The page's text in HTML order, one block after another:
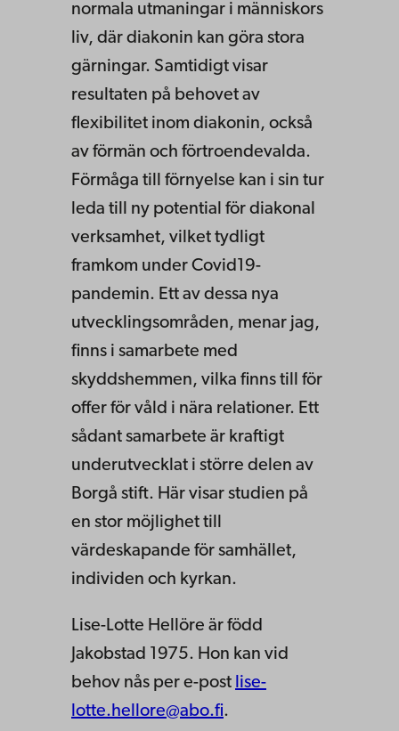
normala utmaningar i människors
liv, där diakonin kan göra stora
gärningar. Samtidigt visar
resultaten på behovet av
flexibilitet inom diakonin, också
av förmän och förtroendevalda.
Förmåga till förnyelse kan i sin tur
leda till ny potential för diakonal
verksamhet, vilket tydligt
framkom under Covid19-
pandemin. Ett av dessa nya
utvecklingsområden, menar jag,
finns i samarbete med
skyddshemmen, vilka finns till för
offer för våld i nära relationer. Ett
sådant samarbete är kraftigt
underutvecklat i större delen av
Borgå stift. Här visar studien på
en stor möjlighet till
värdeskapande för samhället,
individen och kyrkan.
Lise-Lotte Hellöre är född
Jakobstad 1975. Hon kan vid
behov nås per e-post lise-
lotte.hellore@abo.fi.